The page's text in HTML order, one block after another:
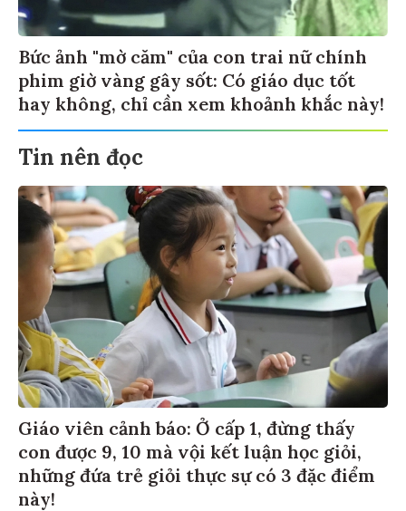
Bức ảnh "mờ căm" của con trai nữ chính
phim giờ vàng gây sốt: Có giáo dục tốt
hay không, chỉ cần xem khoảnh khắc này!
Tin nên đọc
Giáo viên cảnh báo: Ở cấp 1, đừng thấy
con được 9, 10 mà vội kết luận học giỏi,
những đứa trẻ giỏi thực sự có 3 đặc điểm
này!